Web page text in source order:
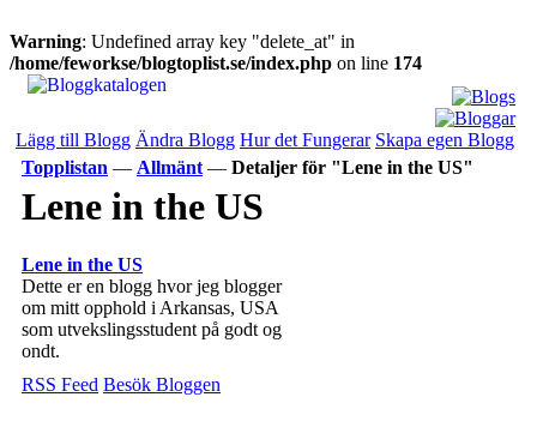
Warning: Undefined array key "delete_at" in
/home/feworkse/blogtoplist.se/index.php on line 174
Lägg till Blogg Ändra Blogg Hur det Fungerar Skapa egen Blogg
Topplistan — Allmänt — Detaljer för "Lene in the US"
Lene in the US
Lene in the US
Dette er en blogg hvor jeg blogger
om mitt opphold i Arkansas, USA
som utvekslingsstudent på godt og
ondt.
RSS Feed Besök Bloggen